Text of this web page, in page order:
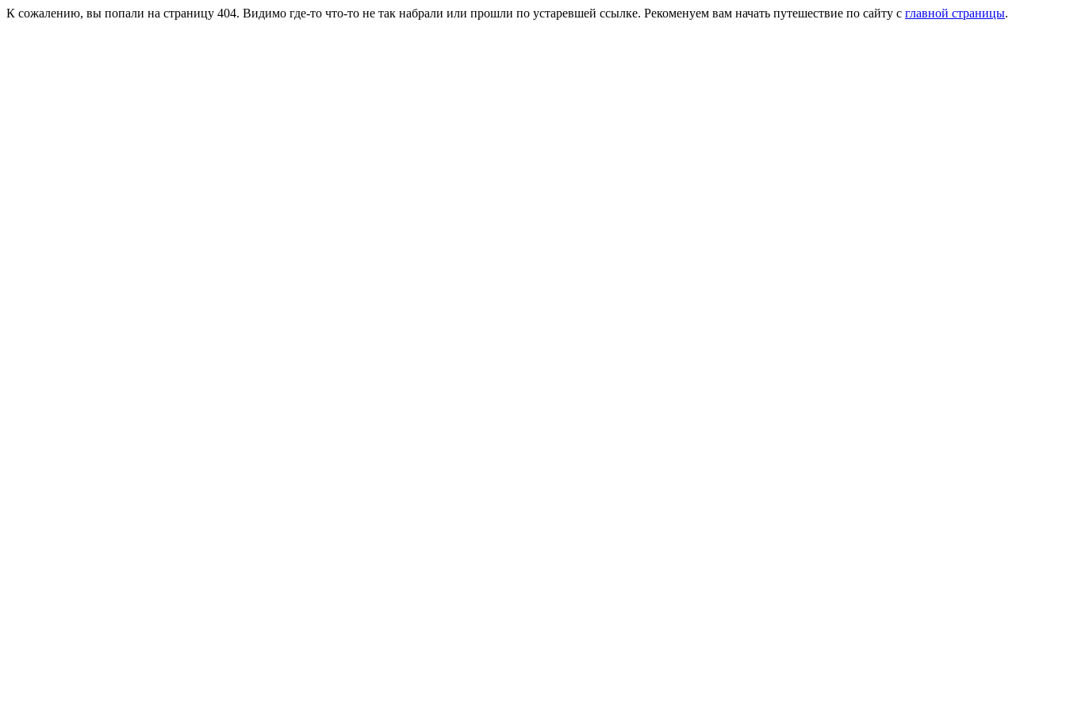
К сожалению, вы попали на страницу 404. Видимо где-то что-то не так набрали или прошли по устаревшей ссылке. Рекоменуем вам начать путешествие по сайту с главной страницы.